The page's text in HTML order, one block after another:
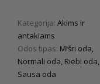
Kategorija: Akims ir
antakiams
Odos tipas: Mišri oda,
Normali oda, Riebi oda,
Sausa oda